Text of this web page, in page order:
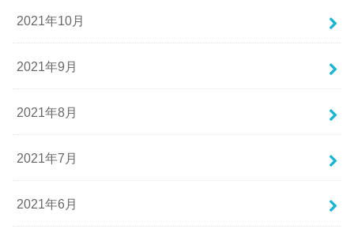
2021年10月
2021年9月
2021年8月
2021年7月
2021年6月